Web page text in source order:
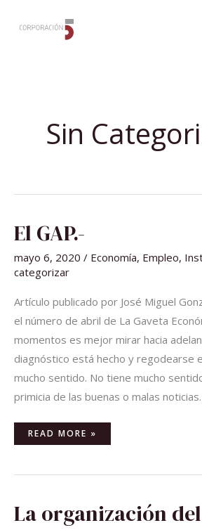
Sin
El GAP.-
mayo 6, 2020 / Economía, Empleo,
categorizar
Artículo publicado por José Miguel
el número de abril de La Gaveta
momentos es mejor mirar hacia
diagnóstico está hecho y regodearse
mucho sentido. No tiene mucho
primicia de las buenas o malas
EL
GAP.-
READ MORE »
La organización
ORGANIZACIÓN
DEL